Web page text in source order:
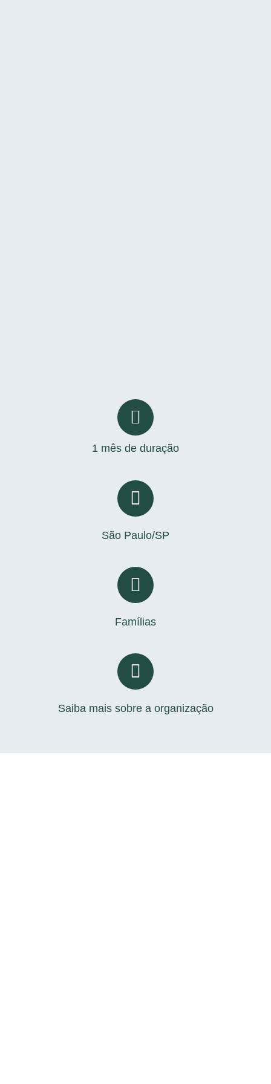
1 mês de duração
São Paulo/SP
Famílias
Saiba mais sobre a organização